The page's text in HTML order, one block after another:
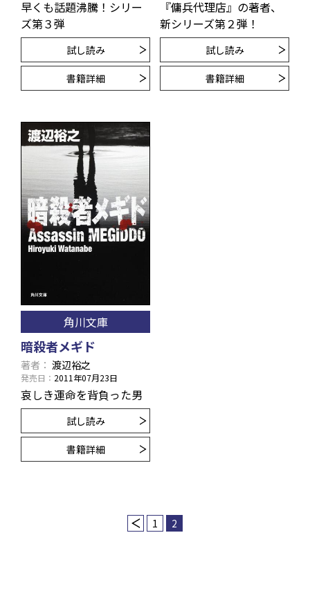
早くも話題沸騰！シリー
ズ第３弾
試し読み
書籍詳細
『傭兵代理店』の著者、
新シリーズ第２弾！
試し読み
書籍詳細
角川文庫
暗殺者メギド
著者 渡辺裕之
発売日 2011年07月23日
哀しき運命を背負った男
試し読み
書籍詳細
1 2